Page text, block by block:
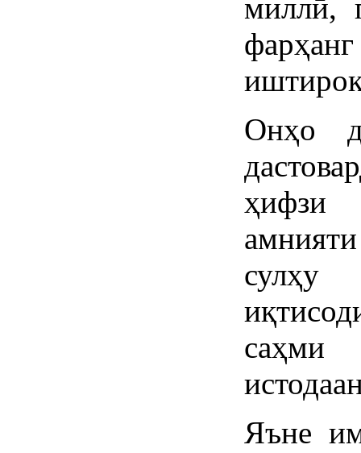
миллӣ,
Онҳо
ҳифзи
сулҳу
саҳми
Яъне